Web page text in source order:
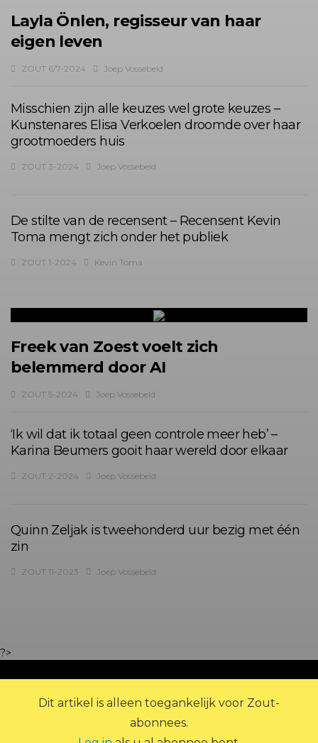
Dit artikel is alleen toegankelijk voor Zout-
abonnees.
Layla Önlen, regisseur van haar
eigen leven
ZOUT 6/7-2024 Joep Vossebeld
Misschien zijn alle keuzes wel grote keuzes –
Kunstenares Elisa Verkoelen droomde over haar
grootmoeders huis
ZOUT 3-2024 Joep Vossebeld
De stilte van de recensent – Recensent Kevin
Toma mengt zich onder het publiek
ZOUT 1-2024 Kevin Toma
Freek van Zoest voelt zich
belemmerd door AI
ZOUT 5-2024 Joep Vossebeld
‘Ik wil dat ik totaal geen controle meer heb’ –
Karina Beumers gooit haar wereld door elkaar
ZOUT 2-2024 Joep Vossebeld
Quinn Zeljak is tweehonderd uur bezig met één
zin
ZOUT 11-2023 Joep Vossebeld
?>